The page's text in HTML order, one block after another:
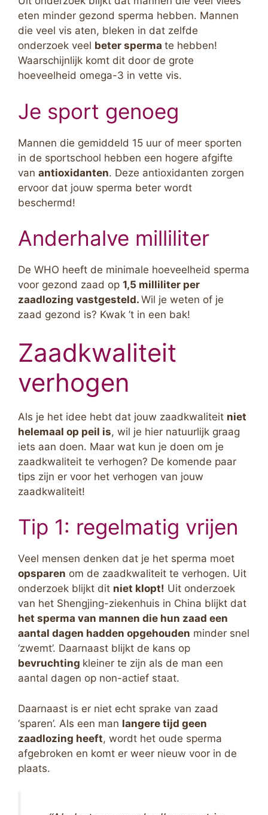
eten minder gezond sperma hebben. Mannen
die veel vis aten, bleken in dat zelfde
onderzoek veel beter sperma te hebben!
Waarschijnlijk komt dit door de grote
hoeveelheid omega-3 in vette vis.
Je sport genoeg
Mannen die gemiddeld 15 uur of meer sporten
in de sportschool hebben een hogere afgifte
van antioxidanten. Deze antioxidanten zorgen
ervoor dat jouw sperma beter wordt
beschermd!
Anderhalve milliliter
De WHO heeft de minimale hoeveelheid sperma
voor gezond zaad op 1,5 milliliter per
zaadlozing vastgesteld. Wil je weten of je
zaad gezond is? Kwak ’t in een bak!
Zaadkwaliteit
verhogen
Als je het idee hebt dat jouw zaadkwaliteit niet
helemaal op peil is, wil je hier natuurlijk graag
iets aan doen. Maar wat kun je doen om je
zaadkwaliteit te verhogen? De komende paar
tips zijn er voor het verhogen van jouw
zaadkwaliteit!
Tip 1: regelmatig vrijen
Veel mensen denken dat je het sperma moet
opsparen om de zaadkwaliteit te verhogen. Uit
onderzoek blijkt dit niet klopt! Uit onderzoek
van het Shengjing-ziekenhuis in China blijkt dat
het sperma van mannen die hun zaad een
aantal dagen hadden opgehouden minder snel
‘zwemt’. Daarnaast blijkt de kans op
bevruchting kleiner te zijn als de man een
aantal dagen op non-actief staat.
Daarnaast is er niet echt sprake van zaad
‘sparen’. Als een man langere tijd geen
zaadlozing heeft, wordt het oude sperma
afgebroken en komt er weer nieuw voor in de
plaats.